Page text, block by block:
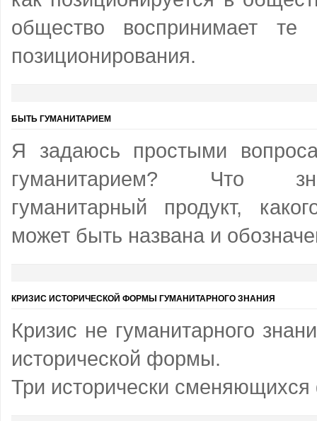
общество воспринимает те
позиционирования.
БЫТЬ ГУМАНИТАРИЕМ
Я задаюсь простыми
гуманитарием? Что
гуманитарный продукт,
может быть названа и
КРИЗИС ИСТОРИЧЕСКОЙ ФОРМЫ ГУМАНИТАРНОГО ЗНАНИЯ
Кризис не гуманитарного
исторической формы.
Три исторически